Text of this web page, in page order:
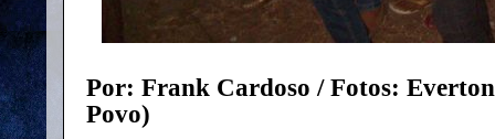
Por: Frank Cardoso / Fotos:
Povo)